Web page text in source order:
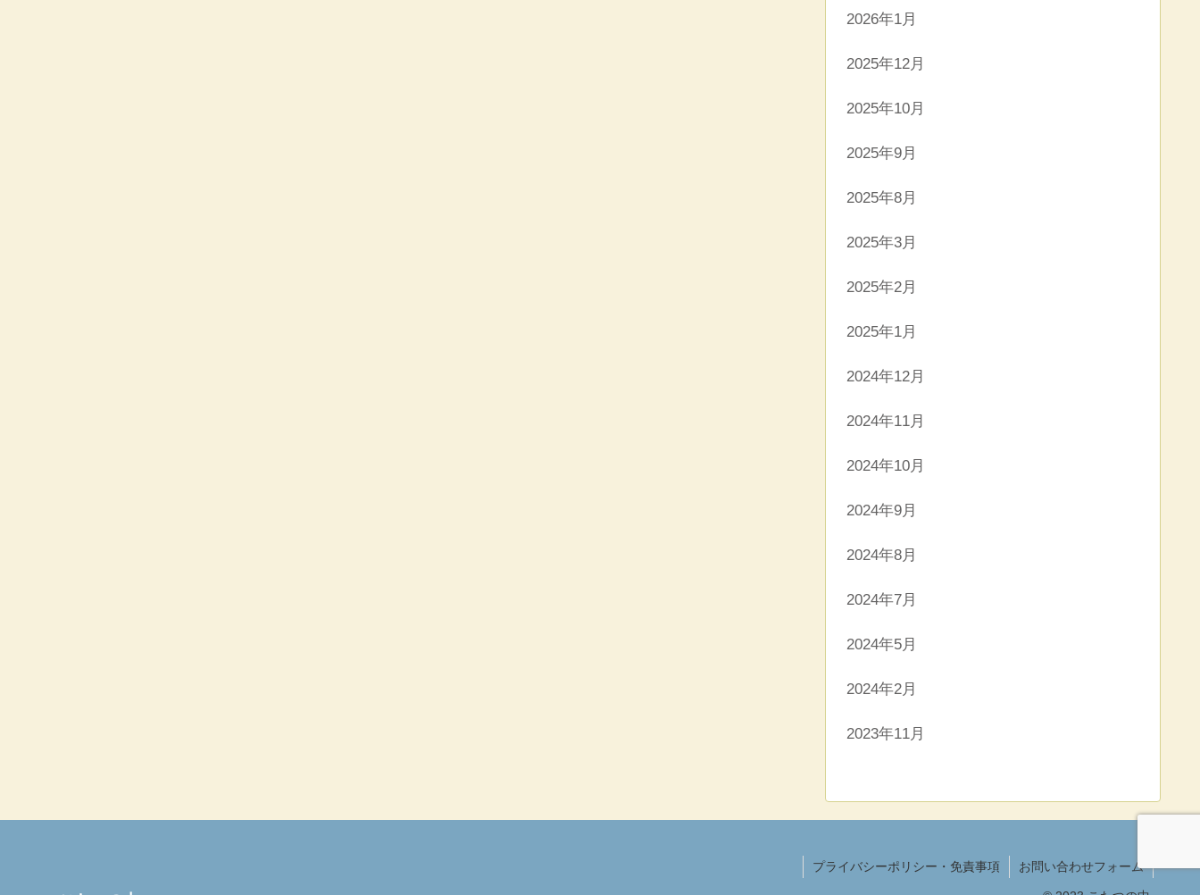
2026年1月
2025年12月
2025年10月
2025年9月
2025年8月
2025年3月
2025年2月
2025年1月
2024年12月
2024年11月
2024年10月
2024年9月
2024年8月
2024年7月
2024年5月
2024年2月
2023年11月
プライバシーポリシー・免責事項 お問い合わせフォーム